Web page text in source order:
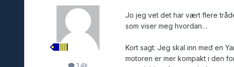
1.4k
Jo jeg vet det har vært flere
som viser meg hvordan…
Kort sagt: Jeg skal inn med en
motoren er mer kompakt i den